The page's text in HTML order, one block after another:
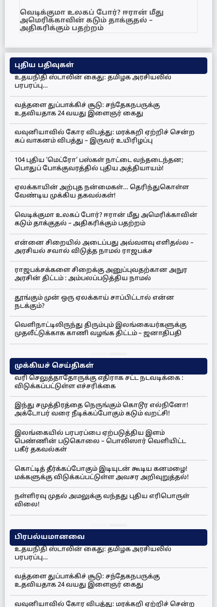
வெடிக்குமா உலகப் போர்? ஈரான் மீது
அமெரிக்காவின் கடும் தாக்குதல் –
அதிகரிக்கும் பதற்றம்
புதிய பதிவுகள்
உதயநிதி ஸ்டாலின் கைது: தமிழக அரசியலில்
பரபரப்பு…
வத்தளை துப்பாக்கிச் சூடு: சந்தேகநபருக்கு
உதவியதாக 24 வயது இளைஞர் கைது
வவுனியாவில் கோர விபத்து: மரக்கறி ஏற்றிச் சென்ற
கப் வாகனம் விபத்து – இருவர் உயிரிழப்பு
104 புதிய ‘மெட்ரோ’ பஸ்கள் நாட்டை வந்தடைந்தன;
பொதுப் போக்குவரத்தில் புதிய அத்தியாயம்!
ஏலக்காயின் அற்புத நன்மைகள்… தெரிந்துகொள்ள
வேண்டிய முக்கிய தகவல்கள்!
வெடிக்குமா உலகப் போர்? ஈரான் மீது அமெரிக்காவின்
கடும் தாக்குதல் – அதிகரிக்கும் பதற்றம்
என்னை சிறையில் அடைப்பது அவ்வளவு எளிதல்ல –
அரசியல் சவால் விடுத்த நாமல் ராஜபக்ச
ராஜபக்சக்களை சிறைக்கு அனுப்புவதற்கான அநுர
அரசின் திட்டம் : அம்பலப்படுத்திய நாமல்
தூங்கும் முன் ஒரு ஏலக்காய் சாப்பிட்டால் என்ன
நடக்கும்?
வெளிநாட்டிலிருந்து திரும்பும் இலங்கையர்களுக்கு
முதலீட்டுக்காக காணி வழங்க திட்டம் – ஜனாதிபதி
முக்கியச் செய்திகள்
வரி செலுத்தாதோருக்கு எதிராக சட்ட நடவடிக்கை :
விடுக்கப்பட்டுள்ள எச்சரிக்கை
இந்து சமுத்திரத்தை நெருங்கும் கொடூர எல்நினோ!
அக்டோபர் வரை நீடிக்கப்போகும் கடும் வறட்சி!
இலங்கையில் பரபரப்பை ஏற்படுத்திய இளம்
பெண்ணின் படுகொலை – பொலிஸார் வெளியிட்ட
பகீர் தகவல்கள்
கொட்டித் தீர்க்கப்போகும் இடியுடன் கூடிய கனமழை!
மக்களுக்கு விடுக்கப்பட்டுள்ள அவசர அறிவுறுத்தல்!
நள்ளிரவு முதல் அமலுக்கு வந்தது புதிய எரிபொருள்
விலை!
பிரபல்யமானவை
உதயநிதி ஸ்டாலின் கைது: தமிழக அரசியலில்
பரபரப்பு…
வத்தளை துப்பாக்கிச் சூடு: சந்தேகநபருக்கு
உதவியதாக 24 வயது இளைஞர் கைது
வவுனியாவில் கோர விபத்து: மரக்கறி ஏற்றிச் சென்ற